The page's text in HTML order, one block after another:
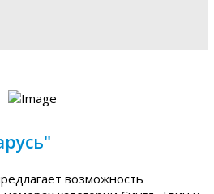
возможность